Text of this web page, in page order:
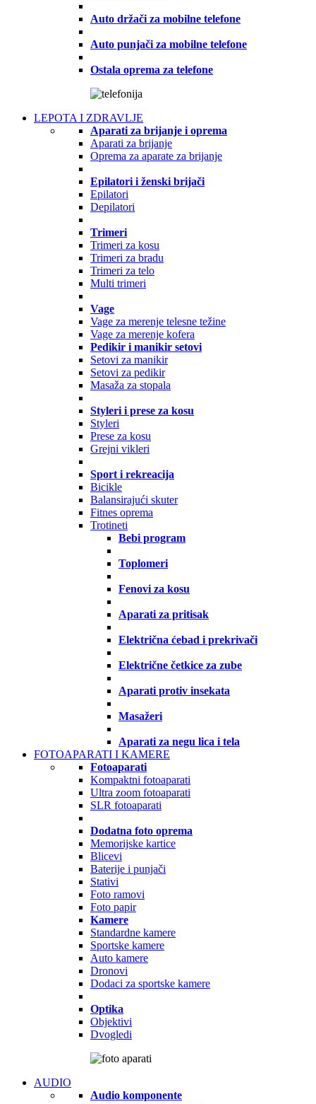
Auto držači za mobilne telefone
Auto punjači za mobilne telefone
Ostala oprema za telefone
LEPOTA I ZDRAVLJE
Aparati za brijanje i oprema
Aparati za brijanje
Oprema za aparate za brijanje
Epilatori i ženski brijači
Epilatori
Depilatori
Trimeri
Trimeri za kosu
Trimeri za bradu
Trimeri za telo
Multi trimeri
Vage
Vage za merenje telesne težine
Vage za merenje kofera
Pedikir i manikir setovi
Setovi za manikir
Setovi za pedikir
Masaža za stopala
Styleri i prese za kosu
Styleri
Prese za kosu
Grejni vikleri
Sport i rekreacija
Bicikle
Balansirajući skuter
Fitnes oprema
Trotineti
Bebi program
Toplomeri
Fenovi za kosu
Aparati za pritisak
Električna ćebad i prekrivači
Električne četkice za zube
Aparati protiv insekata
Masažeri
Aparati za negu lica i tela
FOTOAPARATI I KAMERE
Fotoaparati
Kompaktni fotoaparati
Ultra zoom fotoaparati
SLR fotoaparati
Dodatna foto oprema
Memorijske kartice
Blicevi
Baterije i punjači
Stativi
Foto ramovi
Foto papir
Kamere
Standardne kamere
Sportske kamere
Auto kamere
Dronovi
Dodaci za sportske kamere
Optika
Objektivi
Dvogledi
AUDIO
Audio komponente